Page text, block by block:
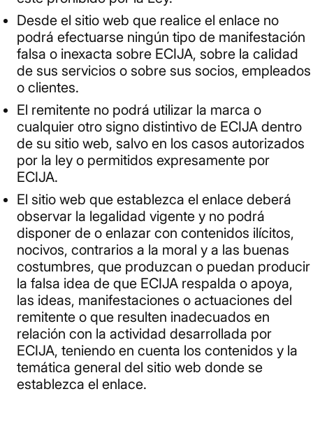
Desde el sitio web que realice el enlace no
podrá efectuarse ningún tipo de manifestación
falsa o inexacta sobre ECIJA, sobre la calidad
de sus servicios o sobre sus socios, empleados
o clientes.
El remitente no podrá utilizar la marca o
cualquier otro signo distintivo de ECIJA dentro
de su sitio web, salvo en los casos autorizados
por la ley o permitidos expresamente por
ECIJA.
El sitio web que establezca el enlace deberá
observar la legalidad vigente y no podrá
disponer de o enlazar con contenidos ilícitos,
nocivos, contrarios a la moral y a las buenas
costumbres, que produzcan o puedan producir
la falsa idea de que ECIJA respalda o apoya,
las ideas, manifestaciones o actuaciones del
remitente o que resulten inadecuados en
relación con la actividad desarrollada por
ECIJA, teniendo en cuenta los contenidos y la
temática general del sitio web donde se
establezca el enlace.